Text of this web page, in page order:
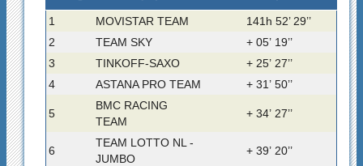
1 MOVISTAR TEAM
141h 52’ 29’’
2
TEAM SKY
+ 05’ 19’’
3
TINKOFF-SAXO
+ 25’ 27’’
4
ASTANA PRO TEAM + 31’ 50’’
5
BMC RACING
TEAM
+ 34’ 27’’
6
TEAM LOTTO NL -
JUMBO
+ 39’ 20’’